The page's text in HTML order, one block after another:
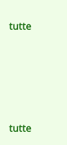
tutte
tutte